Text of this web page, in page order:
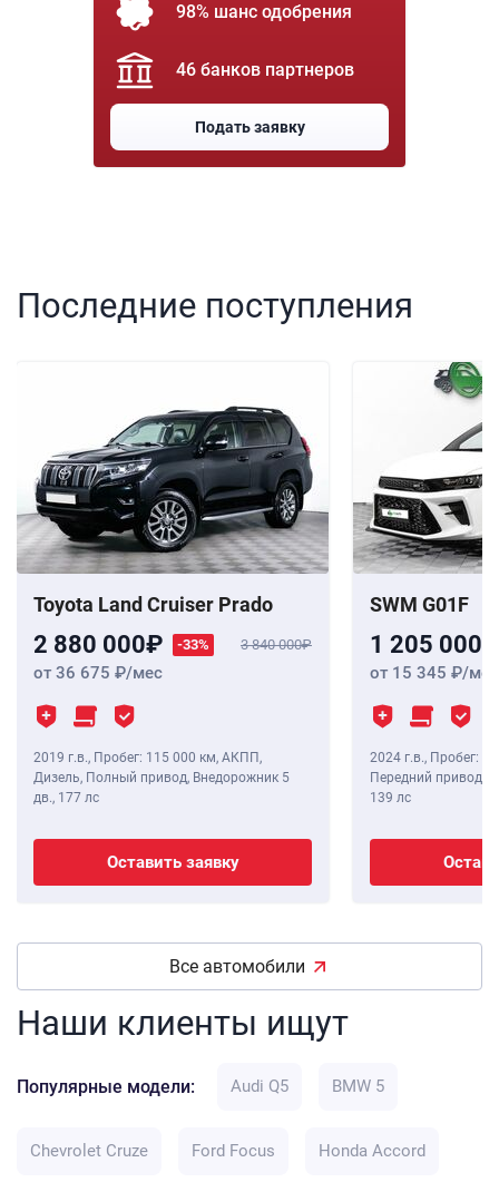
98% шанс одобрения
46 банков партнеров
Подать заявку
Последние поступления
Toyota Land Cruiser Prado
2 880 000 -33% 3 840 000
от 36 675 /мес
2019 г.в., Пробег: 115 000 км, АКПП,
Дизель, Полный привод, Внедорожник 5
дв., 177 лс
Оставить заявку
SWM G01F
1 205 000
от 15 345 /мес
2024 г.в., Пробег: 8
Передний привод,
139 лс
Все автомобили
Наши клиенты ищут
Популярные модели: Audi Q5 BMW 5
Chevrolet Cruze Ford Focus Honda Accord